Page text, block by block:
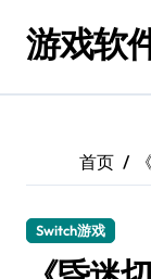
游戏软
首页
Switch游戏